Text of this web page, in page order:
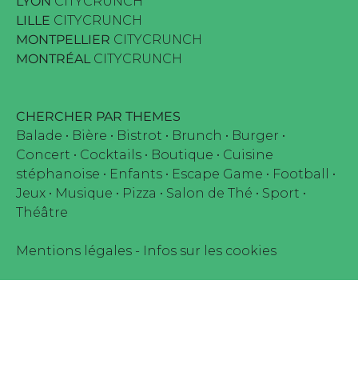
LILLE CITYCRUNCH
MONTPELLIER CITYCRUNCH
MONTRÉAL CITYCRUNCH
CHERCHER PAR THEMES
Balade • Bière • Bistrot • Brunch • Burger •
Concert • Cocktails • Boutique • Cuisine
stéphanoise • Enfants • Escape Game • Football
•
Jeux • Musique • Pizza • Salon de Thé • Sport •
Théâtre
Mentions légales - Infos sur les cookies